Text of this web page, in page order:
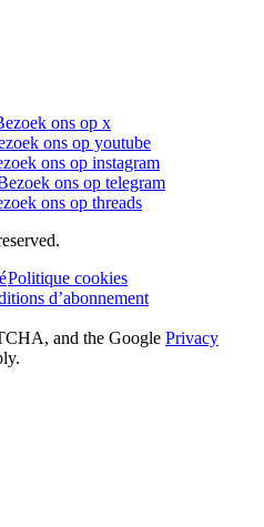
ons op x
ons op youtube
ons op instagram
ons op telegram
ons op threads
Politique cookies
d’abonnement
and the Google Privacy